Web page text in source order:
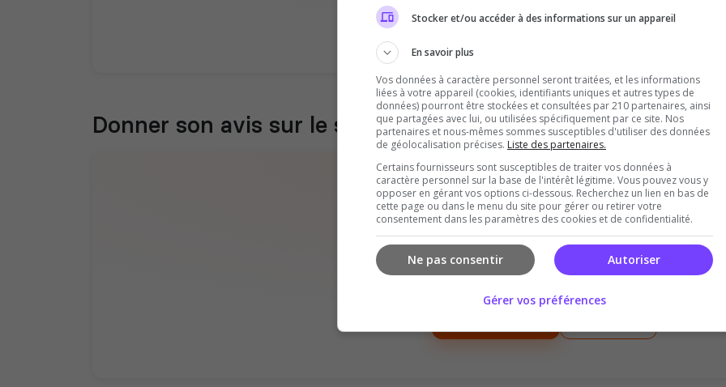
Qualité Staff du serveur Ambiance
Donner son avis sur le serveur
Vous devez être connecté pour ajouter un avis
Stocker et/ou accéder à des informations sur un appareil
En savoir plus
Vos données à caractère personnel seront traitées, et les informations
liées à votre appareil (cookies, identifiants uniques et autres types de
données) pourront être stockées et consultées par 210 partenaires, ainsi
que partagées avec lui, ou utilisées spécifiquement par ce site. Nos
partenaires et nous-mêmes sommes susceptibles d'utiliser des données
de géolocalisation précises. Liste des partenaires.
Certains fournisseurs sont susceptibles de traiter vos données à
caractère personnel sur la base de l'intérêt légitime. Vous pouvez vous y
opposer en gérant vos options ci-dessous. Recherchez un lien en bas de
cette page ou dans le menu du site pour gérer ou retirer votre
consentement dans les paramètres des cookies et de confidentialité.
Autoriser
Ne pas consentir
Gérer vos préférences